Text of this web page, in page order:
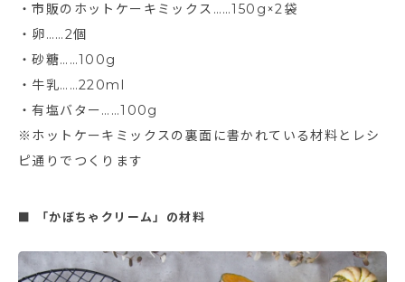
・市販のホットケーキミックス……150g×2袋
・卵……2個
・砂糖……100g
・牛乳……220ml
・有塩バター……100g
※ホットケーキミックスの裏面に書かれている材料とレシ
ピ通りでつくります
■ 「かぼちゃクリーム」の材料